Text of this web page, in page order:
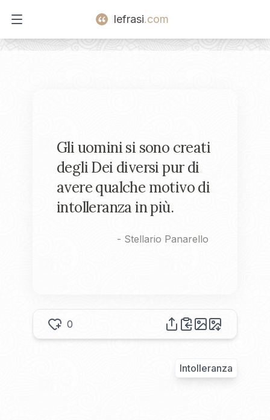
Open main menu
lefrasi.com
Gli uomini si sono creati
degli Dei diversi pur di
avere qualche motivo di
intolleranza in più.
- Stellario Panarello
0
Intolleranza